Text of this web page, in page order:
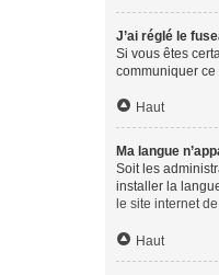
J’ai réglé le
Si vous êtes
communiquer
Haut
Ma langue
Soit les
installer la
le site internet
Haut